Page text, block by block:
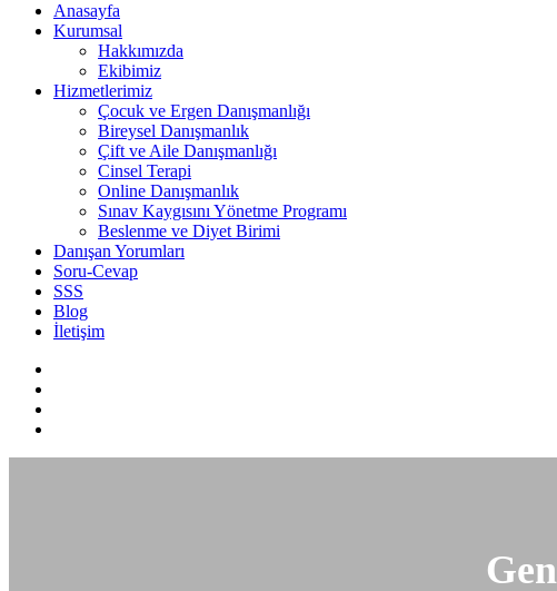
Anasayfa
Kurumsal
Hakkımızda
Ekibimiz
Hizmetlerimiz
Çocuk ve Ergen Danışmanlığı
Bireysel Danışmanlık
Çift ve Aile Danışmanlığı
Cinsel Terapi
Online Danışmanlık
Sınav Kaygısını Yönetme Programı
Beslenme ve Diyet Birimi
Danışan Yorumları
Soru-Cevap
SSS
Blog
İletişim